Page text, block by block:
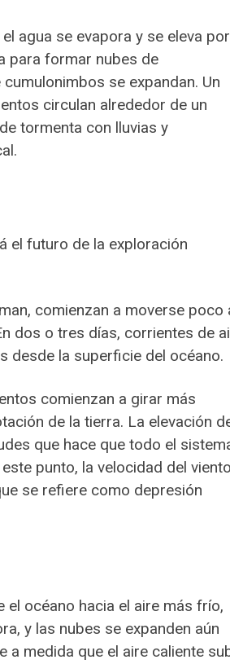
agua se evapora y se eleva por
para formar nubes de
se expandan. Un
circulan alrededor de un
tormenta con lluvias y
el futuro de la exploración
comienzan a moverse poco
dos o tres días, corrientes de
desde la superficie del océano.
comienzan a girar más
de la tierra. La elevación
que hace que todo el
punto, la velocidad del viento
se refiere como depresión
el océano hacia el aire más frío,
y las nubes se expanden aún
a medida que el aire caliente